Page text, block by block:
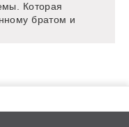
Которая
братом и